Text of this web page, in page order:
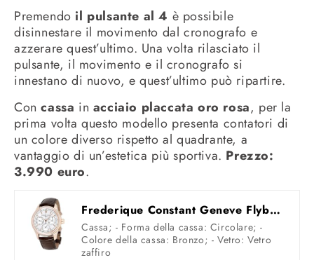
Premendo il pulsante al 4 è possibile
disinnestare il movimento dal cronografo e
azzerare quest’ultimo. Una volta rilasciato il
pulsante, il movimento e il cronografo si
innestano di nuovo, e quest’ultimo può ripartire.
Concassa in acciaio placcata oro rosa, per la
prima volta questo modello presenta contatori di
un colore diverso rispetto al quadrante, a
vantaggio di un’estetica più sportiva. Prezzo:
3.990 euro.
Frederique Constant Geneve Flyback Chronograph Manufacture FC-760V4H4 Cronografo automatico uomo
Cassa; - Forma della cassa: Circolare; -
Colore della cassa: Bronzo; - Vetro: Vetro
zaffiro